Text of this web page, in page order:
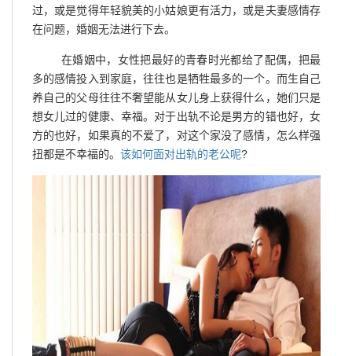
过，或是觉得年轻貌美的小姑娘更有活力，或是夫妻感情存
在问题，婚姻无法进行下去。
在婚姻中，女性把最好的青春时光都给了配偶，把最
多的感情投入到家庭，往往也是牺牲最多的一个。而生自己
养自己的父母往往不奢望能从女儿身上获得什么，她们只是
想女儿过的健康、幸福。对于出轨不论是男方的错也好，女
方的也好，如果真的不爱了，对这个家没了感情，怎么样强
扭都是不幸福的。 该如何面对出轨的老公呢?